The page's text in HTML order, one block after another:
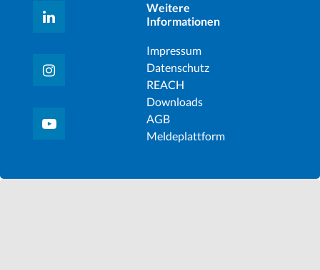
Weitere
Informationen
Impressum
Datenschutz
REACH
Downloads
AGB
Meldeplattform